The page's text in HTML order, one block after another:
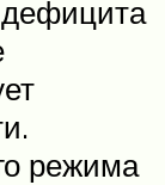
дефицита
режима